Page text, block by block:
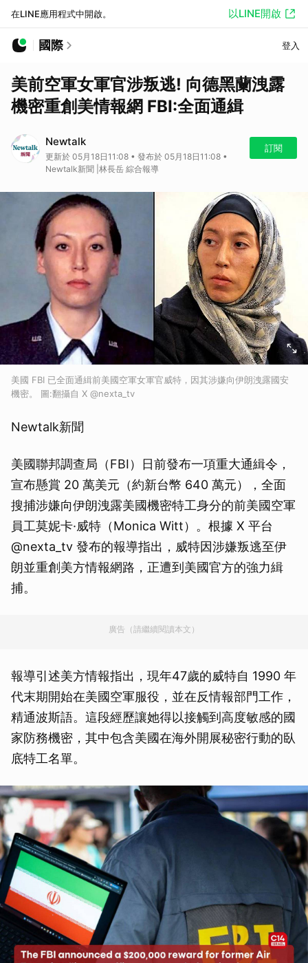
在LINE應用程式中開啟。 以LINE開啟
國際 登入
美前空軍女軍官涉叛逃! 向德黑蘭洩露
機密重創美情報網 FBI:全面通緝
Newtalk
更新於 05月18日11:08 • 發布於 05月18日11:08 •
Newtalk新聞 |林長岳 綜合報導
訂閱
美國 FBI 已全面通緝前美國空軍女軍官威特，因其涉嫌向伊朗洩露國安
機密。 圖:翻攝自 X @nexta_tv
Newtalk新聞
美國聯邦調查局（FBI）日前發布一項重大通緝令，
宣布懸賞 20 萬美元（約新台幣 640 萬元），全面
搜捕涉嫌向伊朗洩露美國機密特工身分的前美國空軍
員工莫妮卡·威特（Monica Witt）。根據 X 平台
@nexta_tv 發布的報導指出，威特因涉嫌叛逃至伊
朗並重創美方情報網路，正遭到美國官方的強力緝
捕。
廣告（請繼續閱讀本文）
報導引述美方情報指出，現年47歲的威特自 1990 年
代末期開始在美國空軍服役，並在反情報部門工作，
精通波斯語。這段經歷讓她得以接觸到高度敏感的國
家防務機密，其中包含美國在海外開展秘密行動的臥
底特工名單。